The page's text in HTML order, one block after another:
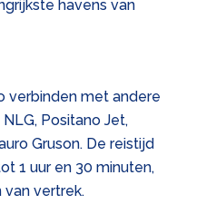
havens van
verbinden met andere
Positano Jet,
Gruson. De reistijd
1 uur en 30 minuten,
van vertrek.